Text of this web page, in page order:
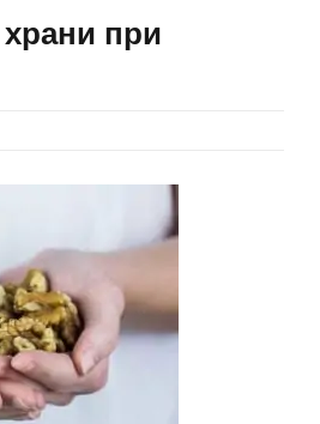
при